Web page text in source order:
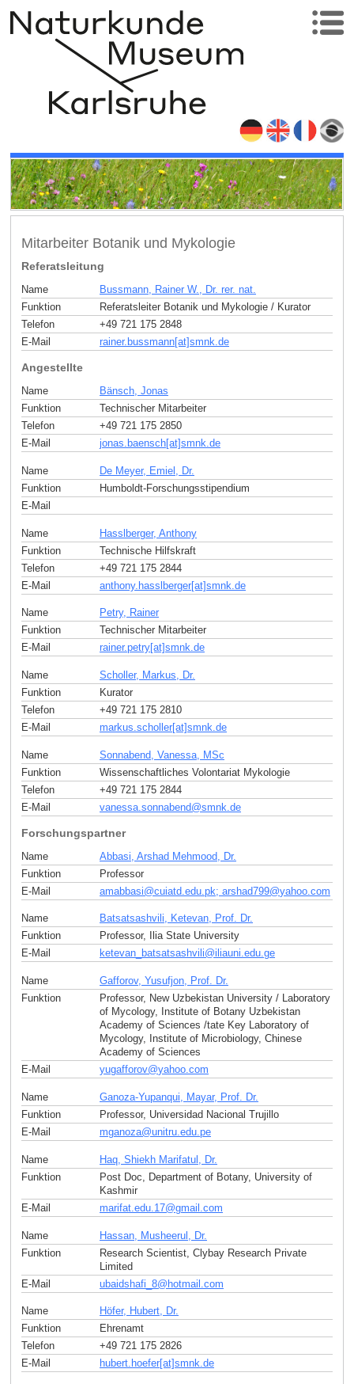
Mitarbeiter Botanik und Mykologie
Referatsleitung
Name
Bussmann, Rainer W., Dr. rer. nat.
Funktion
Referatsleiter Botanik und Mykologie / Kurator
Telefon
+49 721 175 2848
E-Mail
rainer.bussmann[at]smnk.de
Angestellte
Name
Bänsch, Jonas
Funktion
Technischer Mitarbeiter
Telefon
+49 721 175 2850
E-Mail
jonas.baensch[at]smnk de
Name
De Meyer, Emiel, Dr.
Funktion
Humboldt-Forschungsstipendium
E-Mail
Name
Hasslberger, Anthony
Funktion
Technische Hilfskraft
Telefon
+49 721 175 2844
E-Mail
anthony.hasslberger[at]smnk de
Name
Petry, Rainer
Funktion
Technischer Mitarbeiter
E-Mail
rainer.petry[at]smnk.de
Name
Scholler, Markus, Dr.
Funktion
Kurator
Telefon
+49 721 175 2810
E-Mail
markus.scholler[at]smnk.de
Name
Sonnabend, Vanessa, MSc
Funktion
Wissenschaftliches Volontariat Mykologie
Telefon
+49 721 175 2844
E-Mail
vanessa.sonnabend@smnk de
Forschungspartner
Name
Abbasi, Arshad Mehmood, Dr.
Funktion
Professor
E-Mail
amabbasi@cuiatd.edu.pk; arshad799@yahoo com
Name
Batsatsashvili, Ketevan, Prof. Dr.
Funktion
Professor, Ilia State University
E-Mail
ketevan_batsatsashvili@iliauni.edu.ge
Name
Gafforov, Yusufjon, Prof. Dr.
Funktion
Professor, New Uzbekistan University / Laboratory
of Mycology, Institute of Botany Uzbekistan
Academy of Sciences /tate Key Laboratory of
Mycology, Institute of Microbiology, Chinese
Academy of Sciences
E-Mail
yugafforov@yahoo.com
Name
Ganoza-Yupanqui, Mayar, Prof. Dr.
Funktion
Professor, Universidad Nacional Trujillo
E-Mail
mganoza@unitru.edu pe
Name
Haq, Shiekh Marifatul, Dr.
Funktion
Post Doc, Department of Botany, University of
Kashmir
E-Mail
marifat.edu.17@gmail com
Name
Hassan, Musheerul, Dr.
Funktion
Research Scientist, Clybay Research Private
Limited
E-Mail
ubaidshafi_8@hotmail com
Name
Höfer, Hubert, Dr.
Funktion
Ehrenamt
Telefon
+49 721 175 2826
E-Mail
hubert.hoefer[at]smnk.de